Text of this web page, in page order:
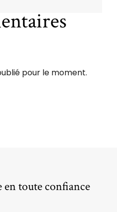
pour le moment.
toute confiance